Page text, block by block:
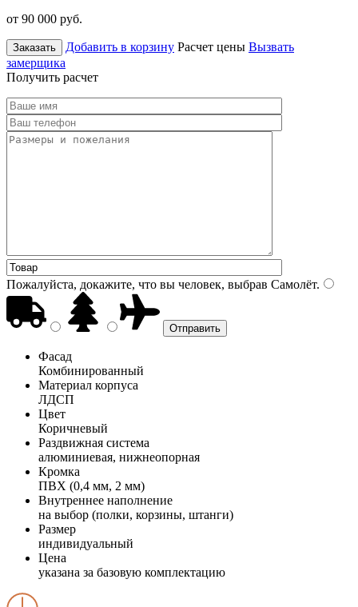
от 90 000 руб.
Заказать Добавить в корзину Расчет цены Вызвать
замерщика
Получить расчет
Пожалуйста, докажите, что вы человек, выбрав Самолёт.
Фасад
Комбинированный
Материал корпуса
ЛДСП
Цвет
Коричневый
Раздвижная система
алюминиевая, нижнеопорная
Кромка
ПВХ (0,4 мм, 2 мм)
Внутреннее наполнение
на выбор (полки, корзины, штанги)
Размер
индивидуальный
Цена
указана за базовую комплектацию